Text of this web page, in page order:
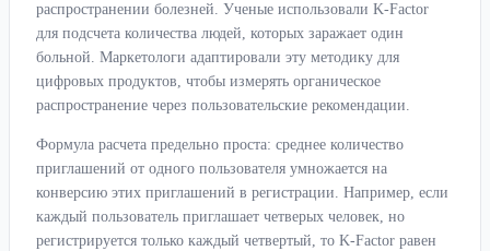
распространении болезней. Ученые использовали K-Factor
для подсчета количества людей, которых заражает один
больной. Маркетологи адаптировали эту методику для
цифровых продуктов, чтобы измерять органическое
распространение через пользовательские рекомендации.
Формула расчета предельно проста: среднее количество
приглашений от одного пользователя умножается на
конверсию этих приглашений в регистрации. Например, если
каждый пользователь приглашает четверых человек, но
регистрируется только каждый четвертый, то K-Factor равен